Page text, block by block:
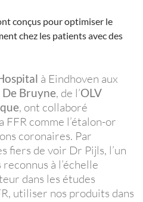
conçus pour optimiser le
chez les patients avec des
à Eindhoven aux
Bruyne, de l’OLV
, ont collaboré
comme l’étalon-or
coronaires. Par
fiers de voir Dr Pijls, l’un
à l’échelle
dans les études
utiliser nos produits dans